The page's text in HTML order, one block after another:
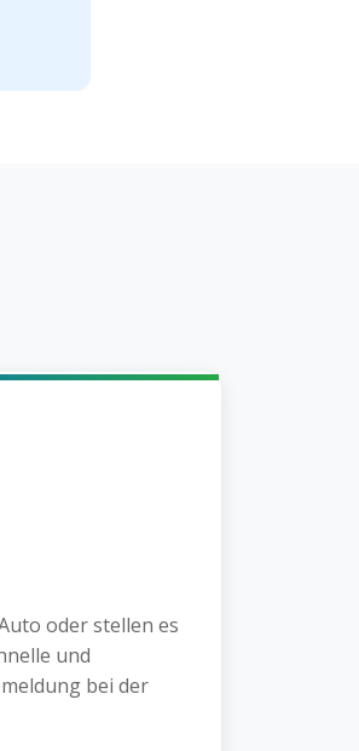
oder stellen es
und
bei der